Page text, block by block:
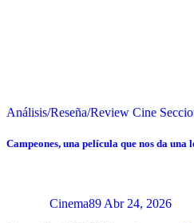
Análisis/Reseña/Review Cine
Campeones, una película que nos da una
Cinema89 Abr 24, 2026